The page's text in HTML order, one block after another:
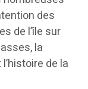
des
de l’île sur
la
de la